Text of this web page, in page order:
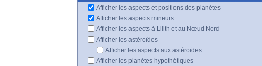
Afficher les aspects et positions des planètes
Afficher les aspects mineurs
Afficher les aspects à Lilith et au Nœud Nord
Afficher les astéroïdes
Afficher les aspects aux astéroïdes
Afficher les planètes hypothétiques